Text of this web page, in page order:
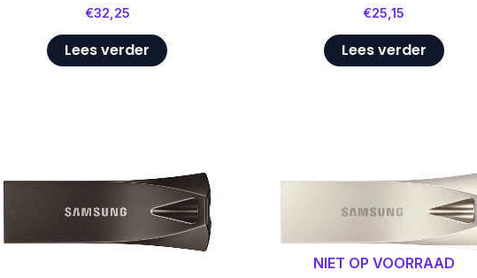
€32,25
Lees verder
€25,15
Lees verder
NIET OP VOORRAAD